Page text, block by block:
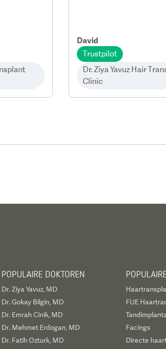
David
Trustpilot
Dr. Ziya Yavuz Hair
Clinic
POPULAIRE DOKTOREN
Dr. Ziya Yavuz, MD
Dr. Gokay Bilgin, MD
Dr. Emrah Cinik, MD
Dr. Mehmet Erdogan, MD
Dr. Fatih Ozturk, MD
FUE
Facings
Directe